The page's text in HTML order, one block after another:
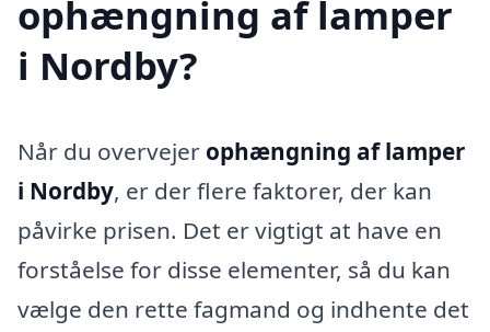
ophængning af lamper
i Nordby?
Når du overvejer ophængning af lamper
i Nordby, er der flere faktorer, der kan
påvirke prisen. Det er vigtigt at have en
forståelse for disse elementer, så du kan
vælge den rette fagmand og indhente det